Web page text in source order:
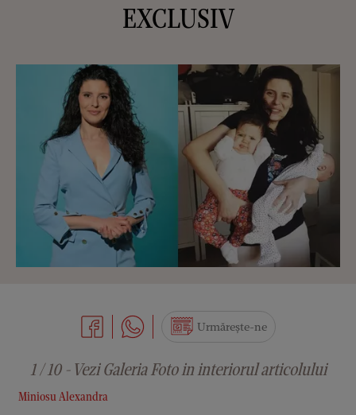
EXCLUSIV
Miniosu Alexandra
Urmărește-ne
1 / 10 - Vezi Galeria Foto in interiorul articolului